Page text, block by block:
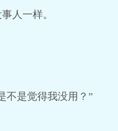
人一样。
是觉得我没用？”